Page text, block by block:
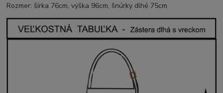
Rozmer: šírka 76cm, výška 96cm, šnúrky dlhé 75cm